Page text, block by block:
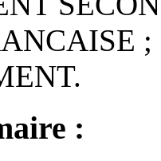
: